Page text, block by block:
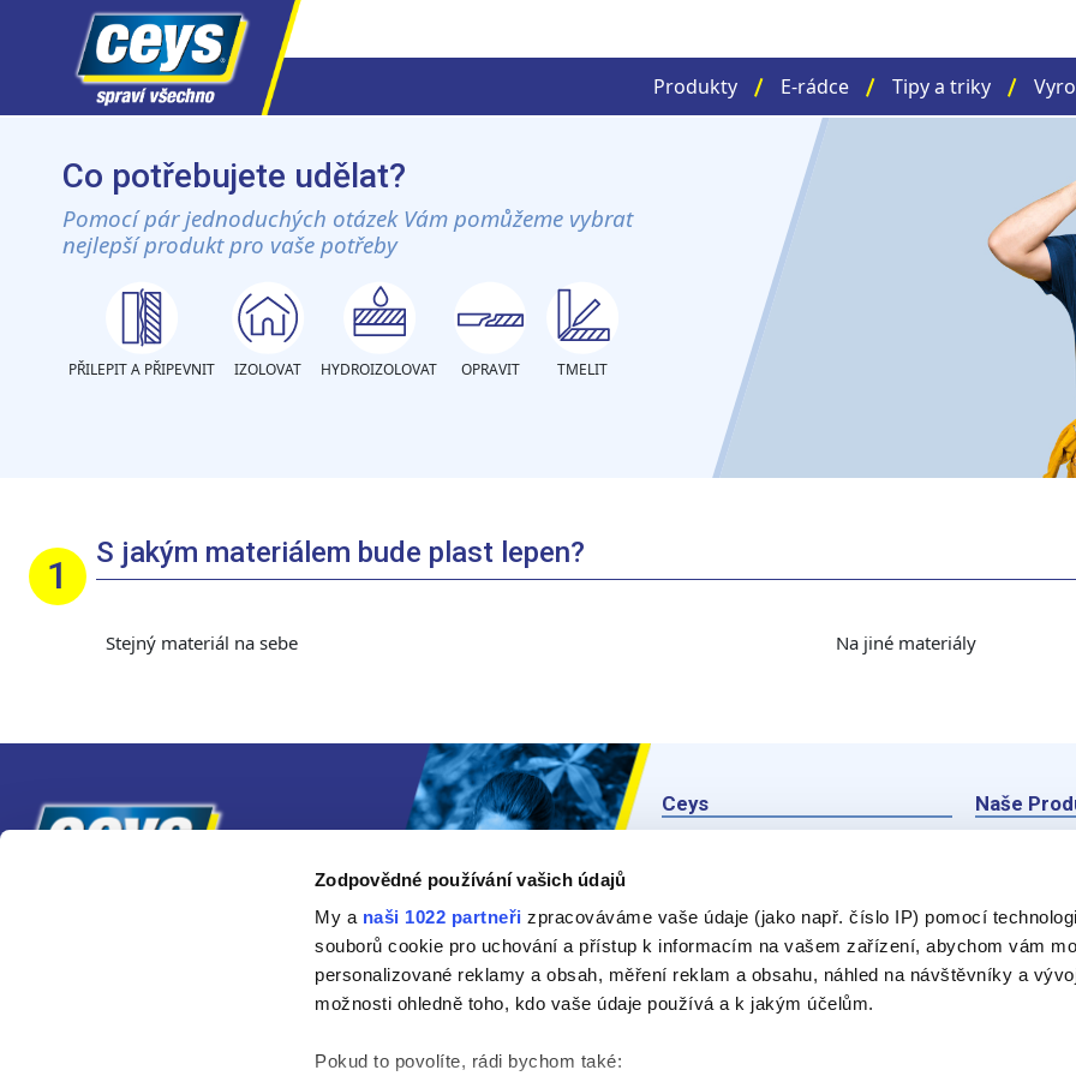
Zodpovědné používání vašich údajů
My a naši 1022 partneři zpracováváme vaše údaje (jako např. číslo IP) pomocí
souborů cookie pro uchování a přístup k informacím na vašem zařízení, abychom vám
personalizované reklamy a obsah, měření reklam a obsahu, náhled na návštěvníky a
možnosti ohledně toho, kdo vaše údaje používá a k jakým účelům.
Pokud to povolíte, rádi bychom také:
Produkty E-rádce Tipy a triky
Co potřebujete udělat?
Pomocí pár jednoduchých otázek Vám pomůžeme vybrat
nejlepší produkt pro vaše potřeby
PŘILEPIT A PŘIPEVNIT IZOLOVAT HYDROIZOLOVAT OPRAVIT TMELIT
S jakým materiálem bude plast lepen?
Stejný materiál na sebe Na jiné materiály
Ceys
Vyrob si sám
Udržitelnost
Naše